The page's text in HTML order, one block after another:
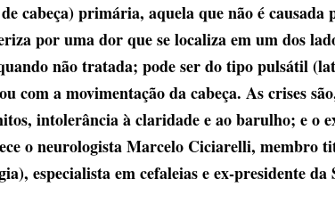
cabeça) primária, aquela que não é causada
por uma dor que se localiza em um dos
não tratada; pode ser do tipo pulsátil
com a movimentação da cabeça. As crises
intolerância à claridade e ao barulho; e o
o neurologista Marcelo Ciciarelli, membro
especialista em cefaleias e ex-presidente da